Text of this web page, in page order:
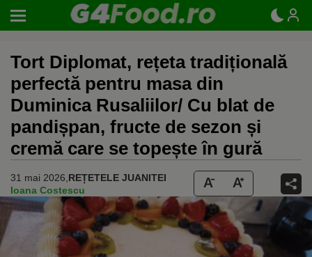
Tort Diplomat, rețeta tradițională
perfectă pentru masa din
Duminica Rusaliilor/ Cu blat de
pandișpan, fructe de sezon și
cremă care se topește în gură
31 mai 2026, REȚETELE JUANITEI
Ioana Costescu